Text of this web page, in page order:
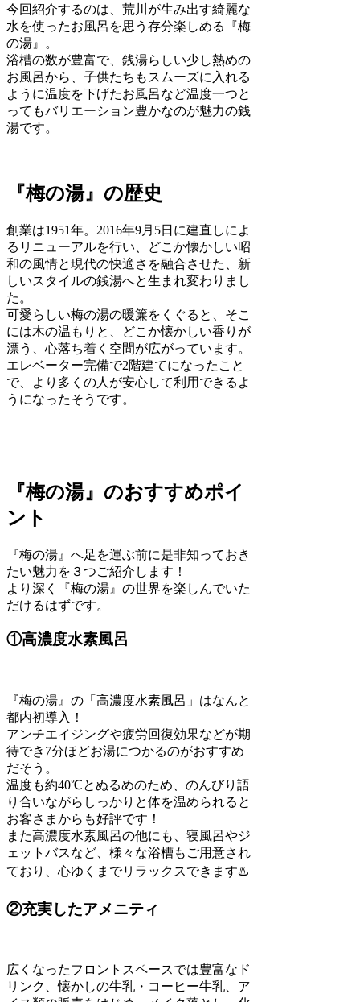
今回紹介するのは、荒川が生み出す綺麗な
水を使ったお風呂を思う存分楽しめる『梅
の湯』。
浴槽の数が豊富で、銭湯らしい少し熱めの
お風呂から、子供たちもスムーズに入れる
ように温度を下げたお風呂など温度一つと
ってもバリエーション豊かなのが魅力の銭
湯です。
『梅の湯』の歴史
創業は1951年。2016年9月5日に建直しによ
るリニューアルを行い、どこか懐かしい昭
和の風情と現代の快適さを融合させた、新
しいスタイルの銭湯へと生まれ変わりまし
た。
可愛らしい梅の湯の暖簾をくぐると、そこ
には木の温もりと、どこか懐かしい香りが
漂う、心落ち着く空間が広がっています。
エレベーター完備で2階建てになったこと
で、より多くの人が安心して利用できるよ
うになったそうです。
『梅の湯』のおすすめポイ
ント
『梅の湯』へ足を運ぶ前に是非知っておき
たい魅力を３つご紹介します！
より深く『梅の湯』の世界を楽しんでいた
だけるはずです。
①高濃度水素風呂
『梅の湯』の「高濃度水素風呂」はなんと
都内初導入！
アンチエイジングや疲労回復効果などが期
待でき7分ほどお湯につかるのがおすすめ
だそう。
温度も約40℃とぬるめのため、のんびり語
り合いながらしっかりと体を温められると
お客さまからも好評です！
また高濃度水素風呂の他にも、寝風呂やジ
ェットバスなど、様々な浴槽もご用意され
ており、心ゆくまでリラックスできます♨️
②充実したアメニティ
広くなったフロントスペースでは豊富なド
リンク、懐かしの牛乳・コーヒー牛乳、ア